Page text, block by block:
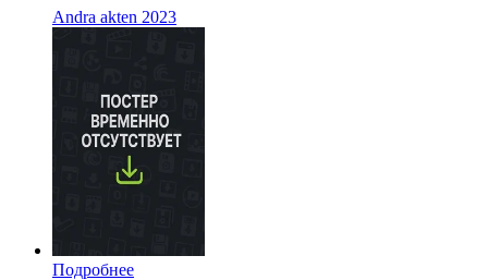
Andra akten 2023
Подробнее